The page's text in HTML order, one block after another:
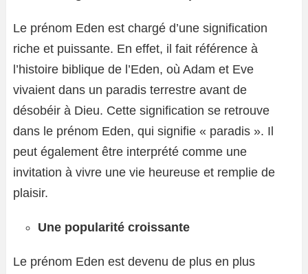
Le prénom Eden est chargé d’une signification
riche et puissante. En effet, il fait référence à
l’histoire biblique de l’Eden, où Adam et Eve
vivaient dans un paradis terrestre avant de
désobéir à Dieu. Cette signification se retrouve
dans le prénom Eden, qui signifie « paradis ». Il
peut également être interprété comme une
invitation à vivre une vie heureuse et remplie de
plaisir.
Une popularité croissante
Le prénom Eden est devenu de plus en plus